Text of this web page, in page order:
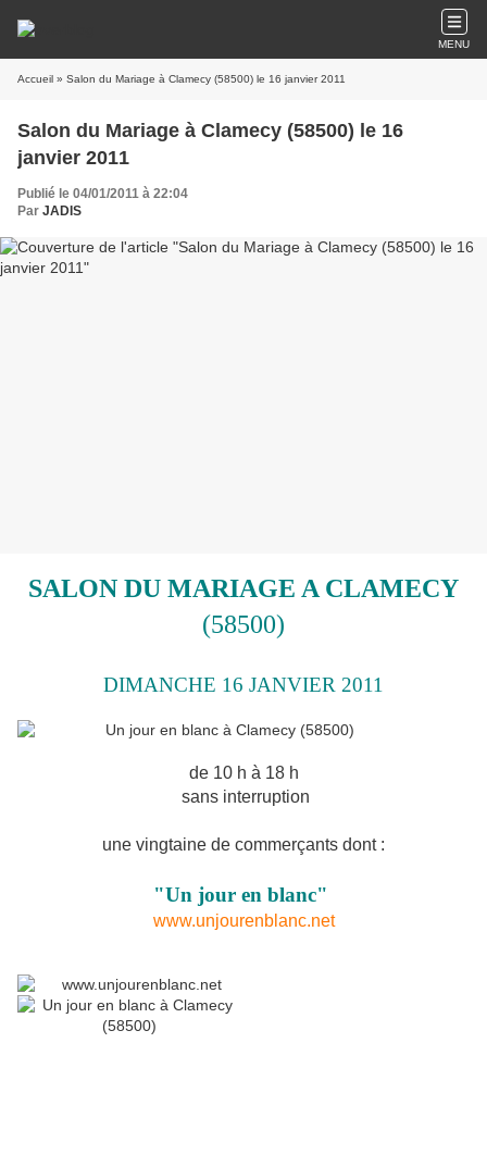
MENU
Accueil » Salon du Mariage à Clamecy (58500) le 16 janvier 2011
Salon du Mariage à Clamecy (58500) le 16
janvier 2011
Publié le 04/01/2011 à 22:04
Par JADIS
SALON DU MARIAGE A CLAMECY
(58500)
DIMANCHE 16 JANVIER 2011
de 10 h à 18 h
sans interruption
une vingtaine de commerçants dont :
"Un jour en blanc"
www.unjourenblanc.net